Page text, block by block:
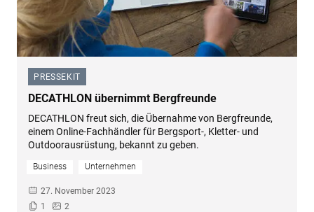
PRESSEKIT
–
DECATHLON übernimmt Bergfreunde
DECATHLON freut sich, die Übernahme von Bergfreunde,
einem Online-Fachhändler für Bergsport-, Kletter- und
Outdoorausrüstung, bekannt zu geben.
Business Unternehmen
27. November 2023
1
2